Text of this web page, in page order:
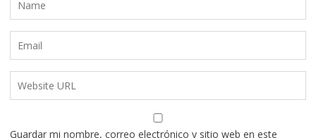
Guardar mi nombre, correo electrónico y sitio web en este